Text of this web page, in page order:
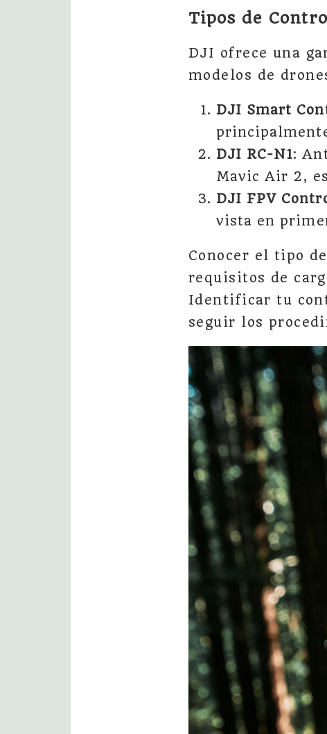
Tipos de
DJI ofrece una
modelos de
DJI Smart
DJI RC-N1:
Mavic Air 2,
DJI FPV
vista en
Conocer el tipo
requisitos de
Identificar tu
seguir los